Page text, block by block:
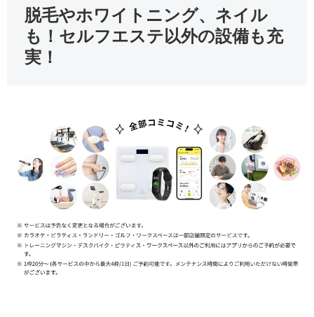
脱毛やホワイトニング、ネイル
も！セルフエステ以外の設備も充
実！